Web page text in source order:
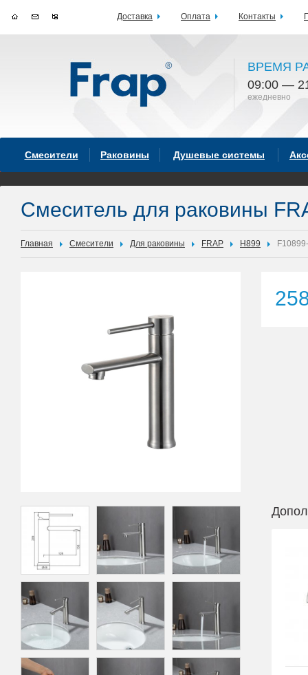
ВРЕМЯ
09:00 —
ежедневно
Смесители Раковины Душевые системы
Смеситель для раковины
Главная Смесители Для раковины FRAP H899
Доставка Оплата Контакты